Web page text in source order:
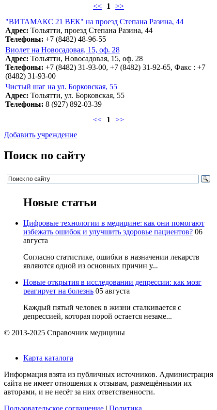
<<
1 >>
"ВИТАМАКС 21 ВЕК" на проезд Степана Разина, 44
Адрес: Тольятти, проезд Степана Разина, 44
Телефоны: +7 (8482) 48-96-55
Виолет на Новосадовая, 15, оф. 28
Адрес: Тольятти, Новосадовая, 15, оф. 28
Телефоны: +7 (8482) 31-93-00, +7 (8482) 31-92-65, Факс : +7
(8482) 31-93-00
Чистый шаг на ул. Борковская, 55
Адрес: Тольятти, ул. Борковская, 55
Телефоны: 8 (927) 892-03-39
<<
1 >>
Добавить учреждение
Поиск по сайту
Новые статьи
Цифровые технологии в медицине: как они помогают
избежать ошибок и улучшить здоровье пациентов? 06
августа
Согласно статистике, ошибки в назначении лекарств
являются одной из основных причин у...
Новые открытия в исследовании депрессии: как мозг
реагирует на болезнь 05 августа
Каждый пятый человек в жизни сталкивается с
депрессией, которая порой остается незаме...
© 2013-2025 Справочник медицины
Карта каталога
Информация взята из публичных источников. Администрация
сайта не имеет отношения к отзывам, размещёнными их
авторами, и не несёт за них ответственности.
Пользовательское соглашение | Политика